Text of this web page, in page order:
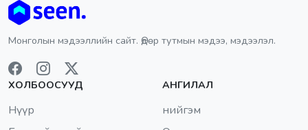
Монголын мэдээллийн сайт. Өдөр тутмын мэдээ, мэдээлэл.
ХОЛБООСУУД
Нүүр
АНГИЛАЛ
нийгэм